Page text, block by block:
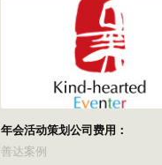
年会活动策划公司费用：
善达案例